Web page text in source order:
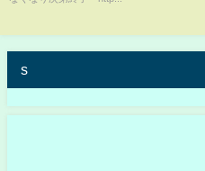
LOD live2
s